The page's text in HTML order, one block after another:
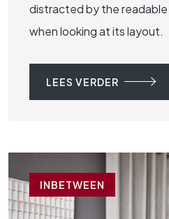
distracted by the
when looking at its layout.
LEES VERDER
INBETWEEN